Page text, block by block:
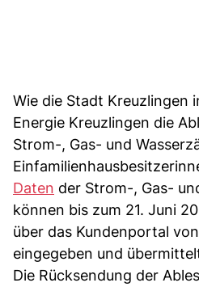
Wie die Stadt Kreuzlingen
Energie Kreuzlingen die
Strom-, Gas- und
Daten der Strom-, Gas-
können bis zum 21. Juni
über das Kundenportal
eingegeben und
Die Rücksendung der